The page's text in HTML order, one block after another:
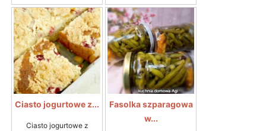
Ciasto jogurtowe z...
Ciasto jogurtowe z
Fasolka szparagowa
w...